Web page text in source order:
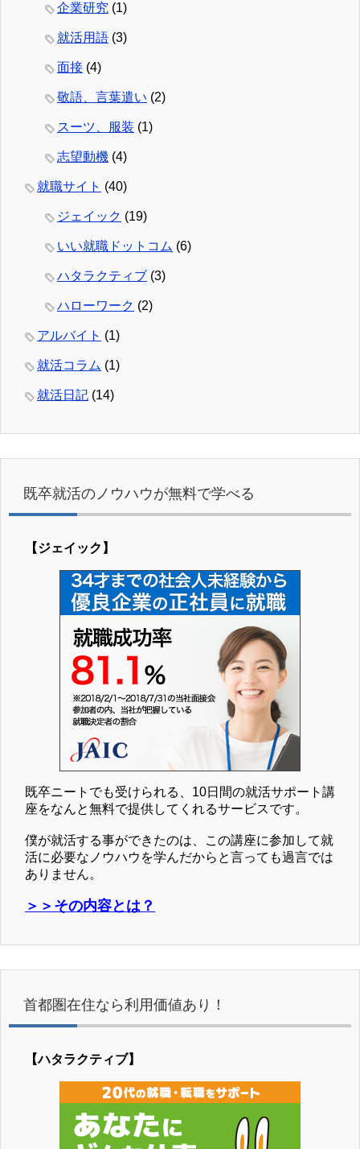
企業研究 (1)
就活用語 (3)
面接 (4)
敬語、言葉遣い (2)
スーツ、服装 (1)
志望動機 (4)
就職サイト (40)
ジェイック (19)
いい就職ドットコム (6)
ハタラクティブ (3)
ハローワーク (2)
アルバイト (1)
就活コラム (1)
就活日記 (14)
既卒就活のノウハウが無料で学べる
【ジェイック】
既卒ニートでも受けられる、10日間の就活サポート講
座をなんと無料で提供してくれるサービスです。
僕が就活する事ができたのは、この講座に参加して就
活に必要なノウハウを学んだからと言っても過言では
ありません。
＞＞その内容とは？
首都圏在住なら利用価値あり！
【ハタラクティブ】